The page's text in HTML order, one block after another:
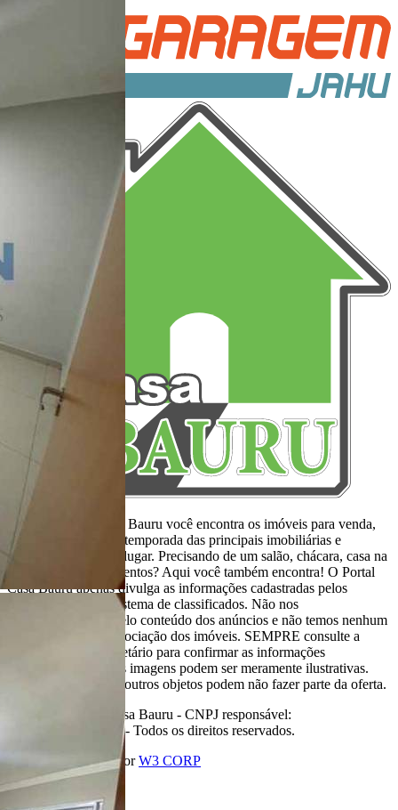
Aqui, no Portal Casa Bauru você encontra os imóveis para venda,
locação e aluguel de temporada das principais imobiliárias e
corretores em um só lugar. Precisando de um salão, chácara, casa na
praia ou sítio para eventos? Aqui você também encontra! O Portal
Casa Bauru apenas divulga as informações cadastradas pelos
usuários como um sistema de classificados. Não nos
responsabilizamos pelo conteúdo dos anúncios e não temos nenhum
envolvimento na negociação dos imóveis. SEMPRE consulte a
imobiliária ou proprietário para confirmar as informações
anunciadas. Algumas imagens podem ser meramente ilustrativas.
Itens de decoração e outros objetos podem não fazer parte da oferta.
2011-2026 Portal Casa Bauru - CNPJ responsável:
32.709.269/0001-38 - Todos os direitos reservados.
Desenvolvido comporW3 CORP